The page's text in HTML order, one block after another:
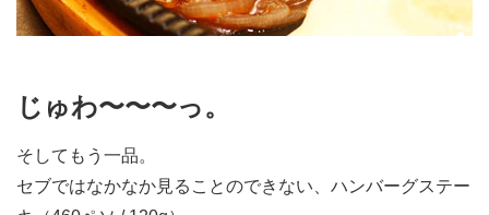
じゅわ〜〜〜っ。
そしてもう一品。
セブではなかなか見ることのできない、ハンバーグステー